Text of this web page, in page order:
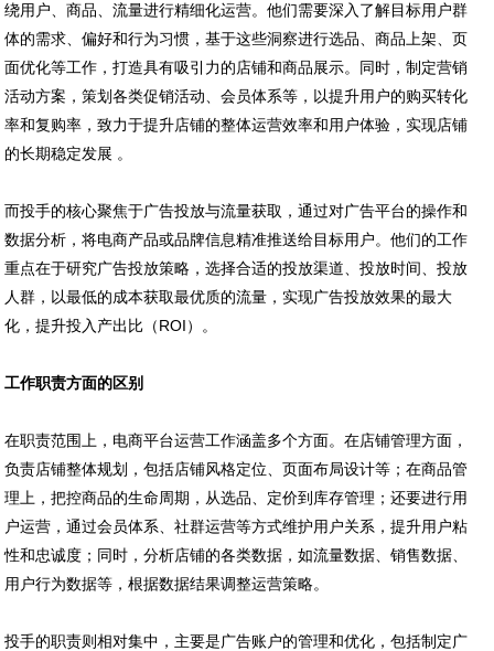
绕用户、商品、流量进行精细化运营。他们需要深入了解目标用户群
体的需求、偏好和行为习惯，基于这些洞察进行选品、商品上架、页
面优化等工作，打造具有吸引力的店铺和商品展示。同时，制定营销
活动方案，策划各类促销活动、会员体系等，以提升用户的购买转化
率和复购率，致力于提升店铺的整体运营效率和用户体验，实现店铺
的长期稳定发展 。
而投手的核心聚焦于广告投放与流量获取，通过对广告平台的操作和
数据分析，将电商产品或品牌信息精准推送给目标用户。他们的工作
重点在于研究广告投放策略，选择合适的投放渠道、投放时间、投放
人群，以最低的成本获取最优质的流量，实现广告投放效果的最大
化，提升投入产出比（ROI）。
工作职责方面的区别
在职责范围上，电商平台运营工作涵盖多个方面。在店铺管理方面，
负责店铺整体规划，包括店铺风格定位、页面布局设计等；在商品管
理上，把控商品的生命周期，从选品、定价到库存管理；还要进行用
户运营，通过会员体系、社群运营等方式维护用户关系，提升用户粘
性和忠诚度；同时，分析店铺的各类数据，如流量数据、销售数据、
用户行为数据等，根据数据结果调整运营策略。
投手的职责则相对集中，主要是广告账户的管理和优化，包括制定广